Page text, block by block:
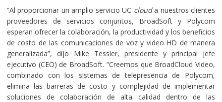
“Al proporcionar un amplio servicio UC clouda nuestros clientes
proveedores de servicios conjuntos, BroadSoft y Polycom
esperan ofrecer la colaboración, la productividad y los beneficios
de costo de las comunicaciones de voz y video HD de manera
generalizada”, dijo Mike Tessler, presidente y principal jefe
ejecutivo (CEO) de BroadSoft. “Creemos que BroadCloud Video,
combinado con los sistemas de telepresencia de Polycom,
elimina las barreras de costo y complejidad de implementar
soluciones de colaboración de alta calidad dentro de las